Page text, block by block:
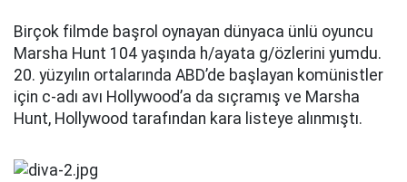
Birçok filmde başrol oynayan dünyaca ünlü oyuncu
Marsha Hunt 104 yaşında h/ayata g/özlerini yumdu.
20. yüzyılın ortalarında ABD’de başlayan komünistler
için c-adı avı Hollywood’a da sıçramış ve Marsha
Hunt, Hollywood tarafından kara listeye alınmıştı.